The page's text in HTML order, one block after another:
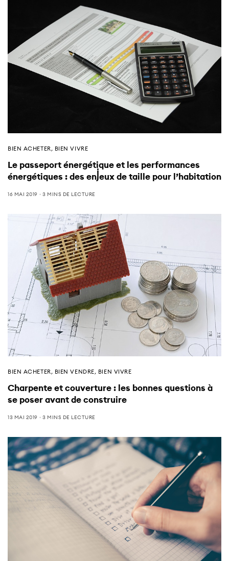
BIEN ACHETER, BIEN VIVRE
Le passeport énergétique et les performances
énergétiques : des enjeux de taille pour l’habitation
16 MAI 2019 3 MINS DE LECTURE
BIEN ACHETER , BIEN VENDRE, BIEN VIVRE
Charpente et couverture : les bonnes questions à
se poser avant de construire
13 MAI 2019 3 MINS DE LECTURE